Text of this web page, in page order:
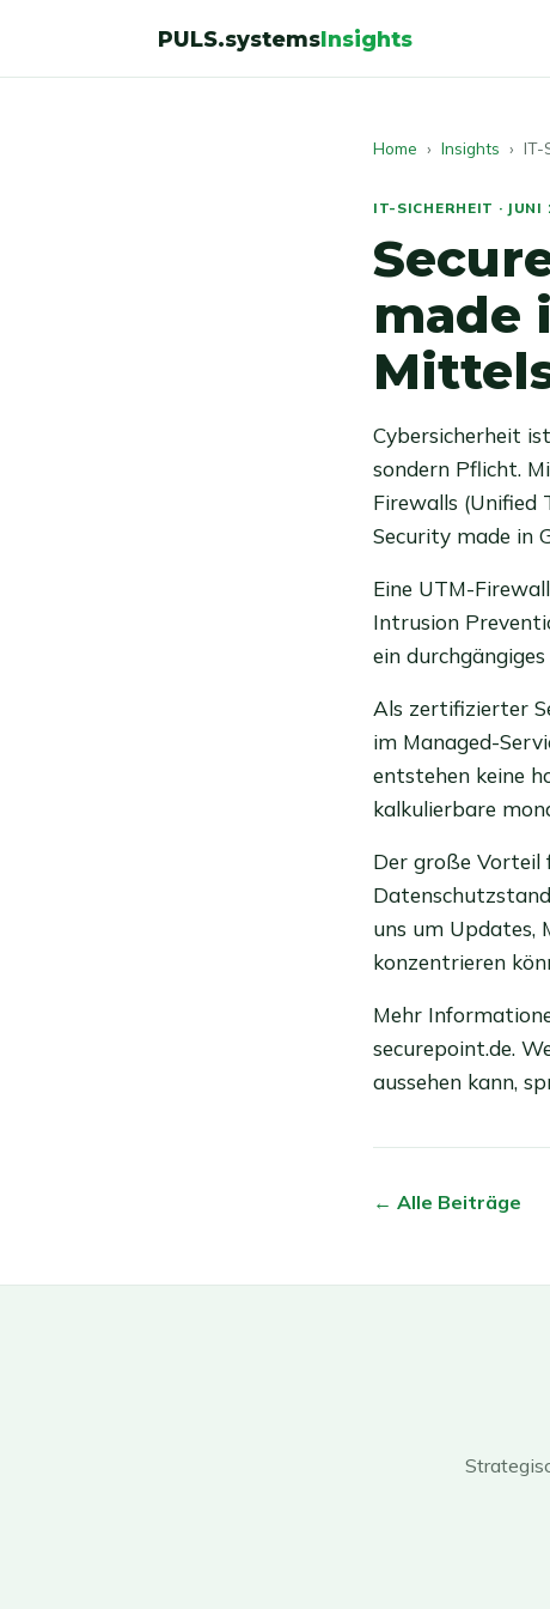
PULS.systemsInsights
Home › Insights › IT-
IT-SICHERHEIT · JUNI
made
Cybersicherheit
sondern Pflicht.
Firewalls
Security made in
Eine UTM-
Intrusion
ein
Als zertifizierter
im Managed-
entstehen keine
kalkulierbare
Der große Vorteil
uns um Updates,
konzentrieren
Mehr
securepoint.de.
aussehen kann,
← Alle Beiträge